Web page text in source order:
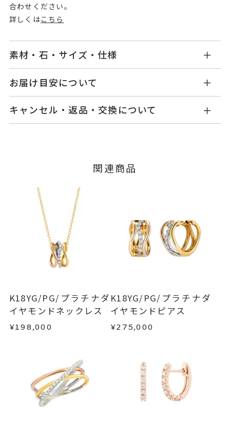
合わせください。
詳しくはこちら
素材・石・サイズ・仕様
品番
GL2403R001WD3C
素材
ピンクゴールド
#6～#16
※#16のみ22,000円(税込)の加算
料金を頂戴しております。
サイズ直し ±1まで可
リング幅 最大：約7.5mm/最
小：約2.5mm
カテゴリー
K18YGリング、
K18PGリング、
プラチナリング
お届け目安について
せ。
ご注文およびご入金確認後、以下の日程にて発送
■お届け目安が「3営業日以内に発送」の商品
例：金曜日17時までのご注文→翌週火曜日までに
発送いたします。
■お届け目安が「約1ヶ月半以内～」の商品
ご注文いただいてから在庫状況を確認いたしま
・在庫のご用意ができる場合： 約1週間～1ヶ月以
内を目安に発送いたします。
・受注生産となる場合： 商品ページに記載のある
※お急ぎの方はご注文前にお問い合わせくださ
い。事前に現在の納期状況を確認いたします。
お届け予定日はご注文から2営業日以内にメールに
キャンセル・返品・交換について
ージの購入履歴一覧よりご注文状況をご確認いた
ご注文状況が「注文済み」の場合に限り、キャ
ンセルを承ります。
メンバーシップ未登録のお客さまは、お問い合
わせフォームよりご連絡ください。
返品・交換以下の場合、商品の返品・交換・返金
は承りかねます。
・受注生産の商品
・お客さまのお手元で傷や汚れが発生した商品
・到着後ご連絡無く7日以上経過した商品
・刻印をお入れした商品
・過度な交換・返品を繰り返している場合
商品の品質には万全を期しておりますが、万が一
不良品の場合、またはご注文のお品と異なる場合
関連商品
K18YG/PG/プラチナダ
イヤモンドネックレス
¥198,000
K18YG/PG/プラチナダ
イヤモンドピアス
¥275,000